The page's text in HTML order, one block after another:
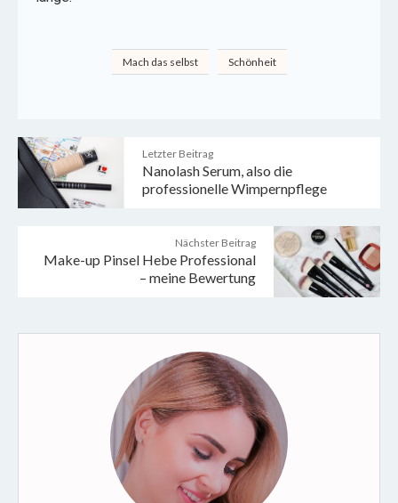
Mach das selbst Schönheit
Letzter Beitrag
Nanolash Serum, also die
professionelle Wimpernpflege
Nächster Beitrag
Make-up Pinsel Hebe Professional
– meine Bewertung